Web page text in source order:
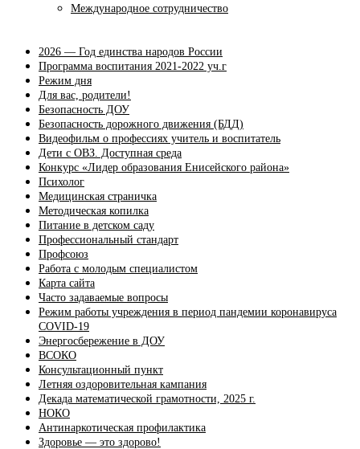
Международное сотрудничество
2026 — Год единства народов России
Программа воспитания 2021-2022 уч.г
Режим дня
Для вас, родители!
Безопасность ДОУ
Безопасность дорожного движения (БДД)
Видеофильм о профессиях учитель и воспитатель
Дети с ОВЗ. Доступная среда
Конкурс «Лидер образования Енисейского района»
Психолог
Медицинская страничка
Методическая копилка
Питание в детском саду
Профессиональный стандарт
Профсоюз
Работа с молодым специалистом
Карта сайта
Часто задаваемые вопросы
Режим работы учреждения в период пандемии коронавируса
COVID-19
Энергосбережение в ДОУ
ВСОКО
Консультационный пункт
Летняя оздоровительная кампания
Декада математической грамотности, 2025 г.
НОКО
Антинаркотическая профилактика
Здоровье — это здорово!